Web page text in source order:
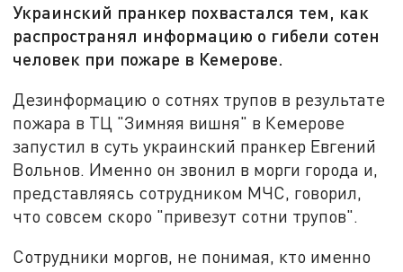
Украинский пранкер похвастался тем, как
распространял информацию о гибели сотен
человек при пожаре в Кемерове.
Дезинформацию о сотнях трупов в результате
пожара в ТЦ "Зимняя вишня" в Кемерове
запустил в суть украинский пранкер Евгений
Вольнов. Именно он звонил в морги города и,
представляясь сотрудником МЧС, говорил,
что совсем скоро "привезут сотни трупов".
Сотрудники моргов, не понимая, кто именно